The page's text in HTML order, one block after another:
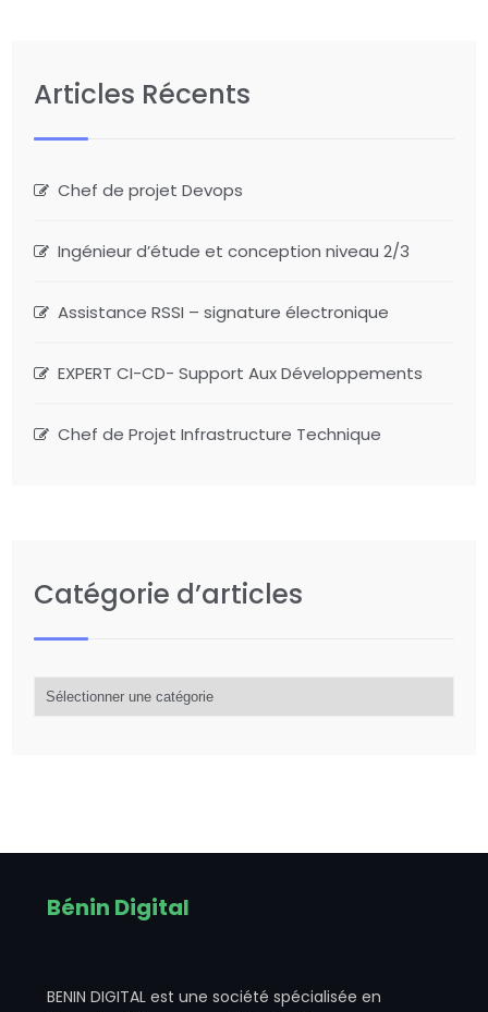
Articles Récents
Chef de projet Devops
Ingénieur d’étude et conception niveau 2/3
Assistance RSSI – signature électronique
EXPERT CI-CD- Support Aux Développements
Chef de Projet Infrastructure Technique
Catégorie d’articles
d’articles
Bénin Digital
BENIN DIGITAL est une société spécialisée en